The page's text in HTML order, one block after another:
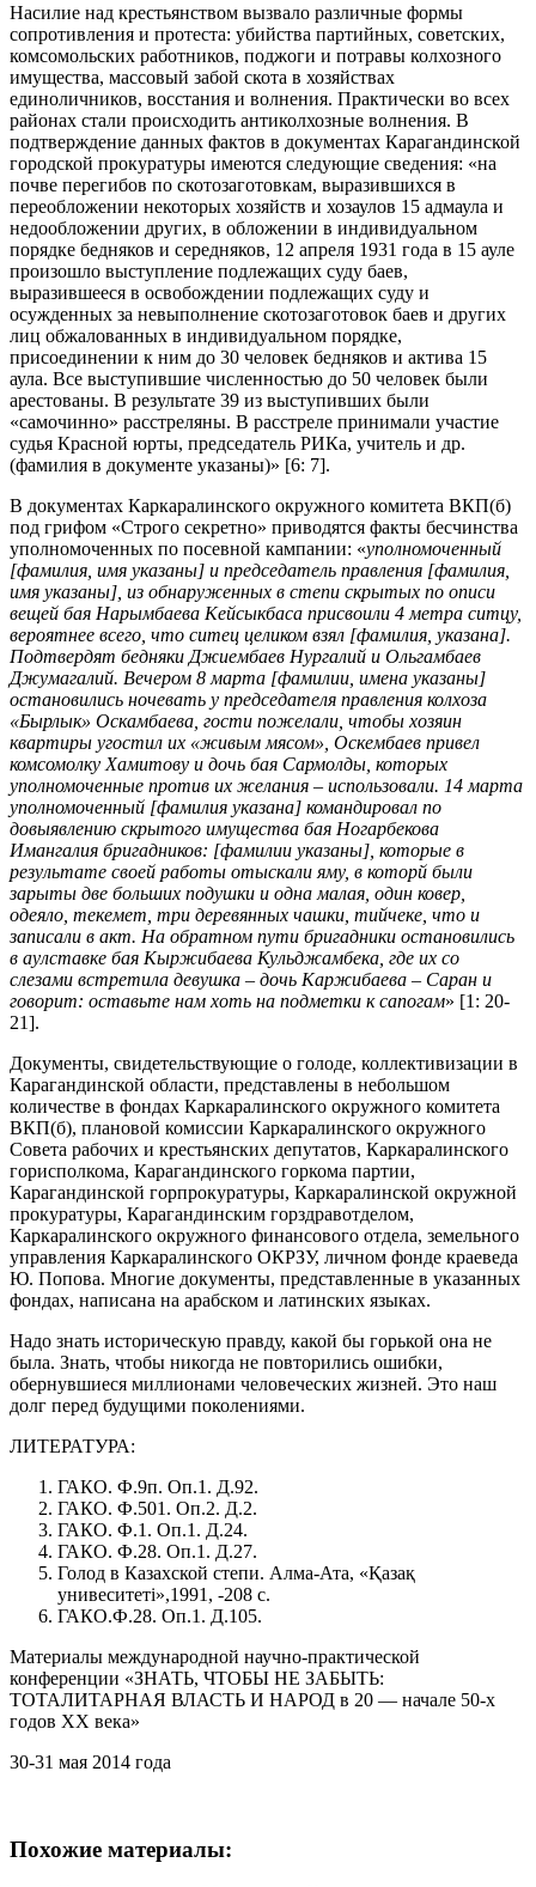
Насилие над крестьянством вызвало различные формы
сопротивления и протеста: убийства партийных, советских,
комсомольских работников, поджоги и потравы колхозного
имущества, массовый забой скота в хозяйствах
единоличников, восстания и волнения. Практически во всех
районах стали происходить антиколхозные волнения. В
подтверждение данных фактов в документах Карагандинской
городской прокуратуры имеются следующие сведения: «на
почве перегибов по скотозаготовкам, выразившихся в
переобложении некоторых хозяйств и хозаулов 15 адмаула и
недообложении других, в обложении в индивидуальном
порядке бедняков и середняков, 12 апреля 1931 года в 15 ауле
произошло выступление подлежащих суду баев,
выразившееся в освобождении подлежащих суду и
осужденных за невыполнение скотозаготовок баев и других
лиц обжалованных в индивидуальном порядке,
присоединении к ним до 30 человек бедняков и актива 15
аула. Все выступившие численностью до 50 человек были
арестованы. В результате 39 из выступивших были
«самочинно» расстреляны. В расстреле принимали участие
судья Красной юрты, председатель РИКа, учитель и др.
(фамилия в документе указаны)» [6: 7].
В документах Каркаралинского окружного комитета ВКП(б)
под грифом «Строго секретно» приводятся факты бесчинства
уполномоченных по посевной кампании: «уполномоченный
[фамилия, имя указаны] и председатель правления [фамилия,
имя указаны], из обнаруженных в степи скрытых по описи
вещей бая Нарымбаева Кейсыкбаса присвоили 4 метра ситцу,
вероятнее всего, что ситец целиком взял [фамилия, указана].
Подтвердят бедняки Джиембаев Нургалий и Ольгамбаев
Джумагалий. Вечером 8 марта [фамилии, имена указаны]
остановились ночевать у председателя правления колхоза
«Бырлык» Оскамбаева, гости пожелали, чтобы хозяин
квартиры угостил их «живым мясом», Оскембаев привел
комсомолку Хамитову и дочь бая Сармолды, которых
уполномоченные против их желания – использовали. 14 марта
уполномоченный [фамилия указана] командировал по
довыявлению скрытого имущества бая Ногарбекова
Имангалия бригадников: [фамилии указаны], которые в
результате своей работы отыскали яму, в которй были
зарыты две больших подушки и одна малая, один ковер,
одеяло, текемет, три деревянных чашки, тийчеке, что и
записали в акт. На обратном пути бригадники остановились
в аулставке бая Кыржибаева Кульджамбека, где их со
слезами встретила девушка – дочь Каржибаева – Саран и
говорит: оставьте нам хоть на подметки к сапогам» [1: 20-
21].
Документы, свидетельствующие о голоде, коллективизации в
Карагандинской области, представлены в небольшом
количестве в фондах Каркаралинского окружного комитета
ВКП(б), плановой комиссии Каркаралинского окружного
Совета рабочих и крестьянских депутатов, Каркаралинского
горисполкома, Карагандинского горкома партии,
Карагандинской горпрокуратуры, Каркаралинской окружной
прокуратуры, Карагандинским горздравотделом,
Каркаралинского окружного финансового отдела, земельного
управления Каркаралинского ОКРЗУ, личном фонде краеведа
Ю. Попова. Многие документы, представленные в указанных
фондах, написана на арабском и латинских языках.
Надо знать историческую правду, какой бы горькой она не
была. Знать, чтобы никогда не повторились ошибки,
обернувшиеся миллионами человеческих жизней. Это наш
долг перед будущими поколениями.
ЛИТЕРАТУРА:
ГАКО. Ф.9п. Оп.1. Д.92.
ГАКО. Ф.501. Оп.2. Д.2.
ГАКО. Ф.1. Оп.1. Д.24.
ГАКО. Ф.28. Оп.1. Д.27.
Голод в Казахской степи. Алма-Ата, «Қазақ
унивеситеті»,1991, -208 с.
ГАКО.Ф.28. Оп.1. Д.105.
Материалы международной научно-практической
конференции «ЗНАТЬ, ЧТОБЫ НЕ ЗАБЫТЬ:
ТОТАЛИТАРНАЯ ВЛАСТЬ И НАРОД в 20 — начале 50-х
годов ХХ века»
30-31 мая 2014 года
Похожие материалы: